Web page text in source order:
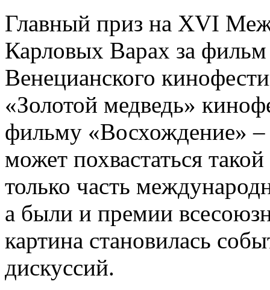
Главный приз на ХVI
Карловых Варах за
Венецианского
«Золотой медведь»
фильму «Восхождение»
может похвастаться
только часть
а были и премии
картина становилась
дискуссий.